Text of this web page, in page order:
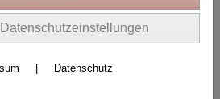
Datenschutz